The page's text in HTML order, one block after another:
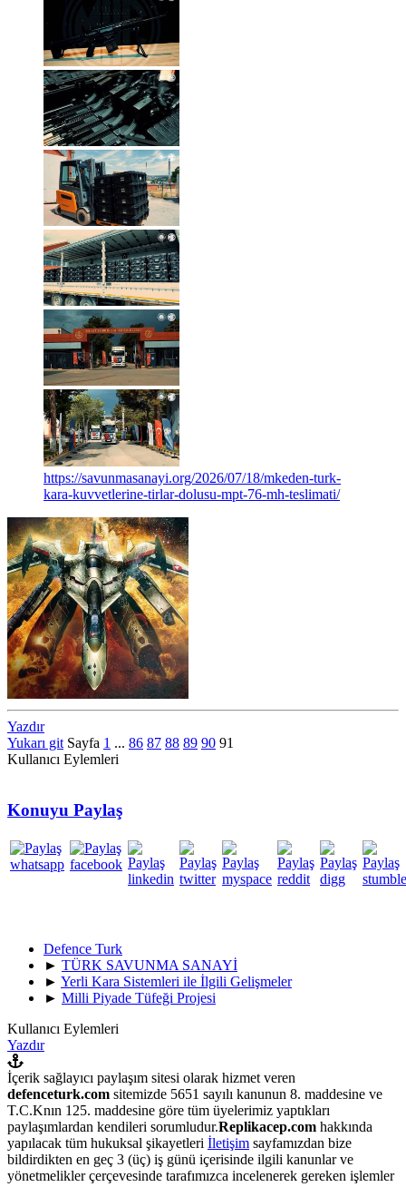
https://savunmasanayi.org/2026/07/18/mkeden-turk-
kara-kuvvetlerine-tirlar-dolusu-mpt-76-mh-teslimati/
Yazdır
Yukarı git Sayfa 1 ... 86 87 88 89 90 91
Kullanıcı Eylemleri
Konuyu Paylaş
Defence Turk
► TÜRK SAVUNMA SANAYİ
► Yerli Kara Sistemleri ile İlgili Gelişmeler
► Milli Piyade Tüfeği Projesi
Kullanıcı Eylemleri
Yazdır
İçerik sağlayıcı paylaşım sitesi olarak hizmet veren
defenceturk.com sitemizde 5651 sayılı kanunun 8. maddesine ve
T.C.Knın 125. maddesine göre tüm üyelerimiz yaptıkları
paylaşımlardan kendileri sorumludur.Replikacep.com hakkında
yapılacak tüm hukuksal şikayetleri İletişim sayfamızdan bize
bildirdikten en geç 3 (üç) iş günü içerisinde ilgili kanunlar ve
yönetmelikler çerçevesinde tarafımızca incelenerek gereken işlemler